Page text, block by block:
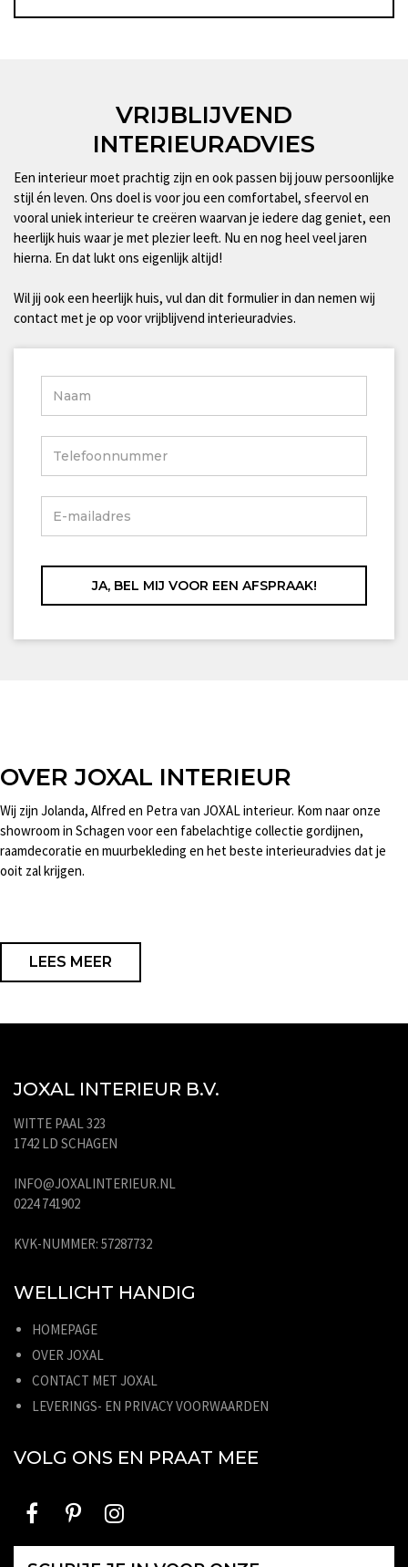
VRIJBLIJVEND
INTERIEURADVIES
Een interieur moet prachtig zijn en ook passen bij jouw persoonlijke
stijl én leven. Ons doel is voor jou een comfortabel, sfeervol en
vooral uniek interieur te creëren waarvan je iedere dag geniet, een
heerlijk huis waar je met plezier leeft. Nu en nog heel veel jaren
hierna. En dat lukt ons eigenlijk altijd!
Wil jij ook een heerlijk huis, vul dan dit formulier in dan nemen wij
contact met je op voor vrijblijvend interieuradvies.
OVER JOXAL INTERIEUR
Wij zijn Jolanda, Alfred en Petra van JOXAL interieur. Kom naar onze
showroom in Schagen voor een fabelachtige collectie gordijnen,
raamdecoratie en muurbekleding en het beste interieuradvies dat je
ooit zal krijgen.
LEES MEER
JOXAL INTERIEUR B.V.
WITTE PAAL 323
1742 LD SCHAGEN
INFO@JOXALINTERIEUR.NL
0224 741902
KVK-NUMMER: 57287732
WELLICHT HANDIG
HOMEPAGE
OVER JOXAL
CONTACT MET JOXAL
LEVERINGS- EN PRIVACY VOORWAARDEN
VOLG ONS EN PRAAT MEE